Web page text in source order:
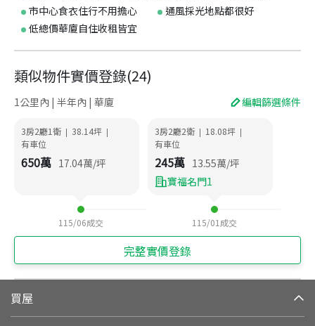
市中心食衣住行不用擔心
通風採光地點都很好
低總價華廈自住收租皆宜
類似物件實價登錄(24)
1公里內 | 半年內 | 華廈 編輯篩選條件
3房2廳1衛 | 38.14坪 |
有車位
650萬 17.04萬/坪
115/06成交
3房2廳2衛 | 18.08坪 |
有車位
245萬 13.55萬/坪
寶福名門1
115/01 成交
完整實價登錄
買屋